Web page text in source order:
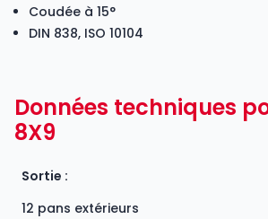
Coudée à 15°
DIN 838, ISO 10104
Données techniques
8X9
Sortie :
12 pans extérieurs